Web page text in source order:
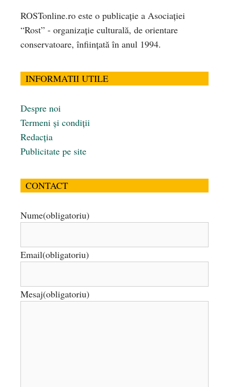
ROSTonline.ro este o publicaţie a Asociaţiei
“Rost” - organizaţie culturală, de orientare
conservatoare, înfiinţată în anul 1994.
INFORMATII UTILE
Despre noi
Termeni și condiții
Redacția
Publicitate pe site
CONTACT
Nume(obligatoriu)
Email(obligatoriu)
Mesaj(obligatoriu)